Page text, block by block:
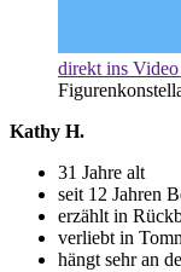
direkt ins Video
Kathy H.
31 Jahre alt
seit 12 Jahren
erzählt in
verliebt in
hängt sehr an